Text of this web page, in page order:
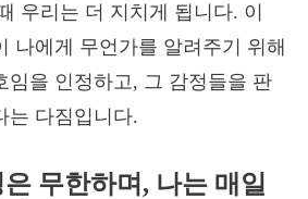
우리는 더 지치게 됩니다. 이
나에게 무언가를 알려주기 위해
임을 인정하고, 그 감정들을 판
는 다짐입니다.
무한하며, 나는 매일